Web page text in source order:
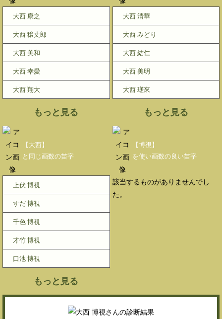
大西 康之
大西 穣丈郎
大西 美和
大西 幸愛
大西 翔大
もっと見る
大西 清華
大西 みどり
大西 結仁
大西 美明
大西 瑳來
もっと見る
【大西】
と同じ画数の苗字
上伏 博視
すだ 博視
千色 博視
才竹 博視
口池 博視
もっと見る
【博視】
を使い画数の良い苗字
該当するものがありませんでし
た。